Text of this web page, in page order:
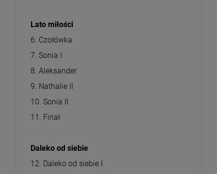
Lato miłości
6. Czołówka
7. Sonia I
8. Aleksander
9. Nathalie II
10. Sonia II
11. Finał
Daleko od siebie
12. Daleko od siebie I